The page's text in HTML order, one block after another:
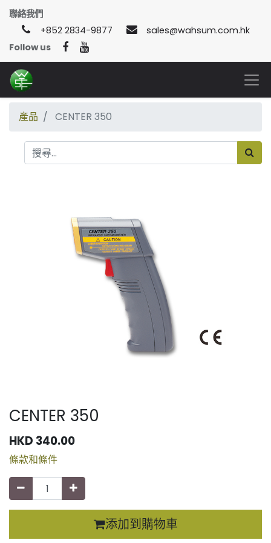
聯絡我們
+852 2834-9877
sales@wahsum.com.hk
Follow us
產品 CENTER 350
CENTER 350
HKD 340.00
條款和條件
添加到購物車